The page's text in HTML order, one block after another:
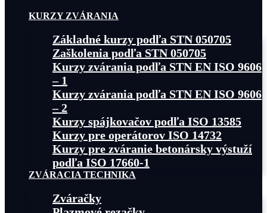
KURZY ZVÁRANIA
Základné kurzy podľa STN 050705
Zaškolenia podľa STN 050705
Kurzy zvárania podľa STN EN ISO 9606
– 1
Kurzy zvárania podľa STN EN ISO 9606
– 2
Kurzy spájkovačov podľa ISO 13585
Kurzy pre operátorov ISO 14732
Kurzy pre zváranie betonársky výstuží
podľa ISO 17660-1
ZVÁRACIA TECHNIKA
Zváračky